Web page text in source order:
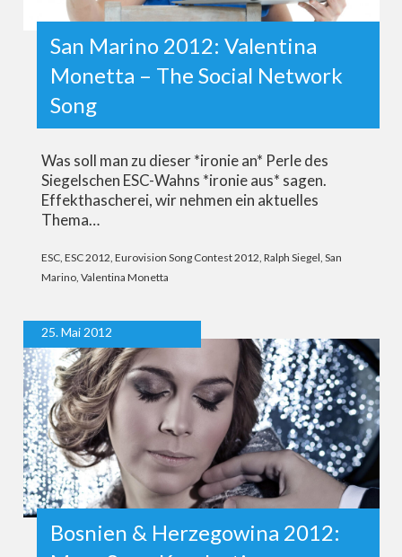
San Marino 2012: Valentina
Monetta – The Social Network
Song
Was soll man zu dieser *ironie an* Perle des
Siegelschen ESC-Wahns *ironie aus* sagen.
Effekthascherei, wir nehmen ein aktuelles
Thema…
ESC, ESC 2012, Eurovision Song Contest 2012, Ralph Siegel, San
Marino, Valentina Monetta
25. Mai 2012
Bosnien & Herzegowina 2012: